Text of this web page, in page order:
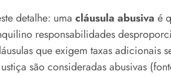
detalhe: uma cláusula abusiva é
responsabilidades
que exigem taxas adicionais
são consideradas abusivas